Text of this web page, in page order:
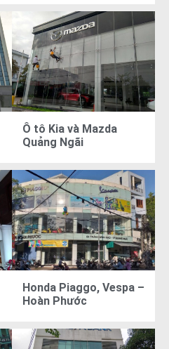
Ô tô Kia và Mazda
Quảng Ngãi
Honda Piaggo, Vespa –
Hoàn Phước